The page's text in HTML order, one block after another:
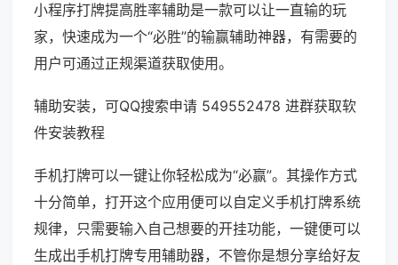
小程序打牌提高胜率辅助是一款可以让一直输的玩
家，快速成为一个“必胜”的输赢辅助神器，有需要的
用户可通过正规渠道获取使用。
辅助安装，可QQ搜索申请 549552478 进群获取软
件安装教程
手机打牌可以一键让你轻松成为“必赢”。其操作方式
十分简单，打开这个应用便可以自定义手机打牌系统
规律，只需要输入自己想要的开挂功能，一键便可以
生成出手机打牌专用辅助器，不管你是想分享给好友